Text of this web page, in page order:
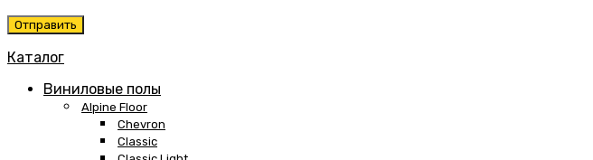
Каталог
Виниловые полы
Alpine Floor
Chevron
Classic